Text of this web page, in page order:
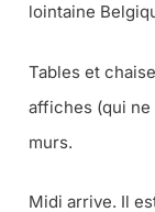
lointaine
Tables et
affiches (qui
murs.
Midi arrive. Il